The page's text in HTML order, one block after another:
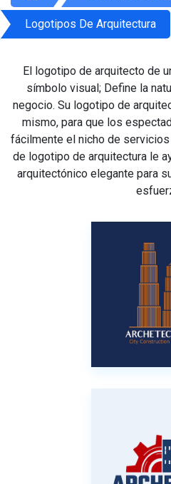
Logotipos De Arquitectura
El logotipo de arquitecto de
símbolo visual; Define la
negocio. Su logotipo de
mismo, para que los
fácilmente el nicho de
de logotipo de arquitectura le
arquitectónico elegante para